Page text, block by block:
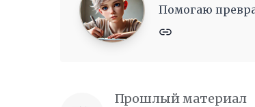
Помогаю
Прошлый материал